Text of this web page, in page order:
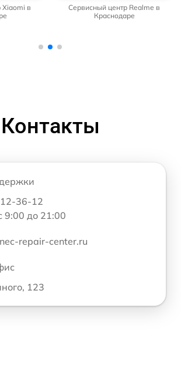
Xiaomi в
Сервисный центр Realme в
Краснодаре
Контакты
36-12
9:00 до 21:00
repair-center.ru
123